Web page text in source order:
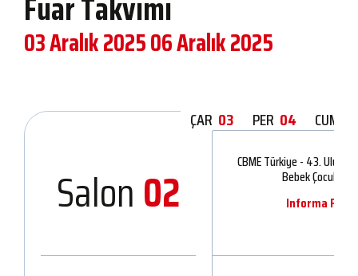
03 Aralık 202506 Aralık 2025
ÇAR 03 PER 04 CUM
Salon02 CBME Türkiye - 43.
Bebek Çocuk
Informa